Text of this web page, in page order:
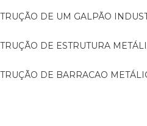
DE UM GALPÃO
DE ESTRUTURA
DE BARRACAO